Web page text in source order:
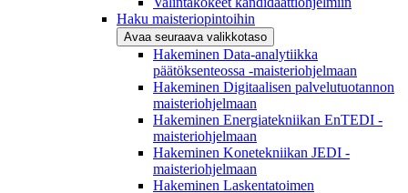
Haku maisteriopintoihin
Avaa seuraava valikkotaso
Hakeminen Data-analytiikka
päätöksenteossa -maisteriohjelmaan
Hakeminen Digitaalisen palvelutuotannon
maisteriohjelmaan
Hakeminen Energiatekniikan EnTEDI -
maisteriohjelmaan
Hakeminen Konetekniikan JEDI -
maisteriohjelmaan
Hakeminen Laskentatoimen